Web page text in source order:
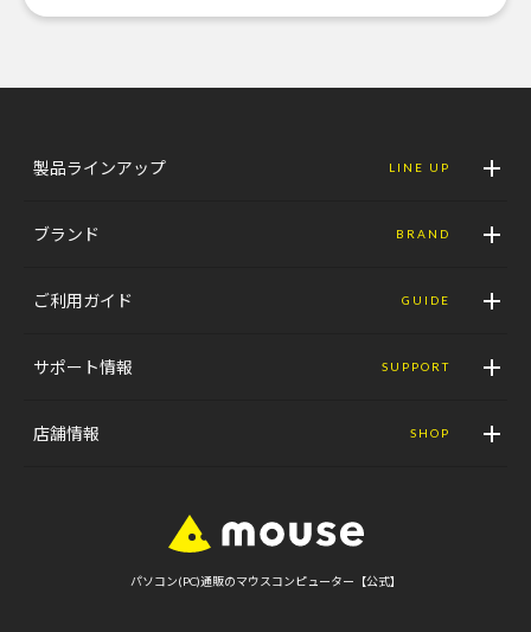
製品ラインアップ LINE UP
ブランド BRAND
ご利用ガイド GUIDE
サポート情報 SUPPORT
店舗情報 SHOP
パソコン(PC)通販のマウスコンピューター【公式】